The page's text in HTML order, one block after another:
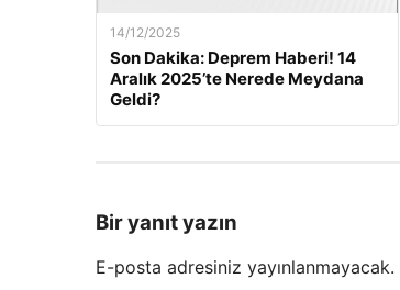
14/12/2025
Son Dakika: Deprem Haberi! 14
Aralık 2025’te Nerede Meydana
Geldi?
Bir yanıt yazın
E-posta adresiniz yayınlanmayacak.